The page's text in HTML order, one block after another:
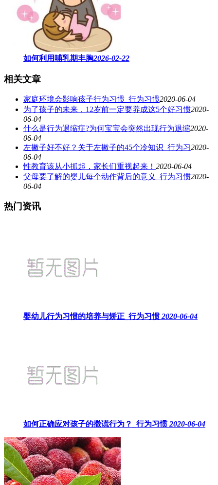
如何利用哺乳期丰胸2026-02-22
相关文章
家庭环境会影响孩子行为习惯_行为习惯2020-06-04
为了孩子的未来，12岁前一定要养成这5个好习惯2020-
06-04
什么是行为退缩症?为何宝宝会突然出现行为退缩2020-
06-04
左撇子好不好？关于左撇子的45个冷知识_行为习2020-
06-04
性教育该从小抓起，家长们重视起来！ 2020-06-04
父母要了解的婴儿每个动作背后的意义_行为习惯2020-
06-04
热门资讯
婴幼儿行为习惯的培养与矫正_行为习惯 2020-06-04
如何正确应对孩子的撒谎行为？_行为习惯 2020-06-04